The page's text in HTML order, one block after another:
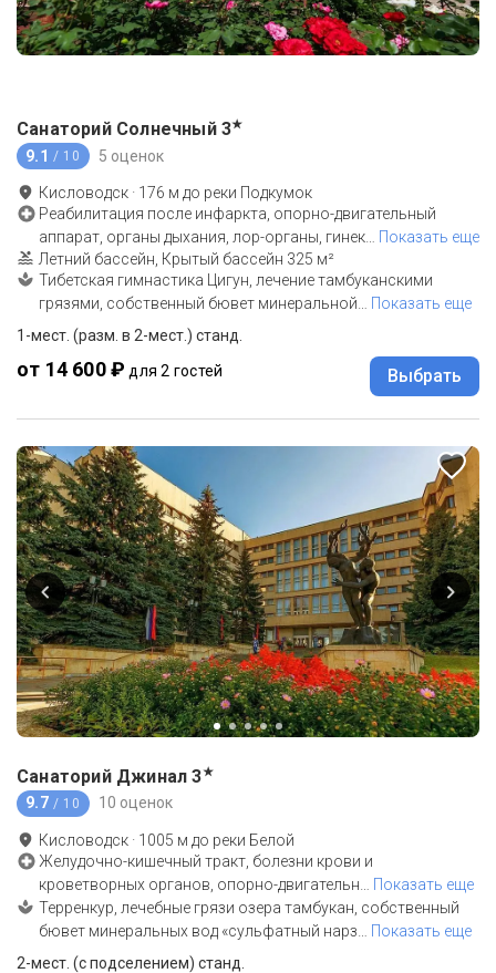
Санаторий Солнечный 3★
9.1 / 10 5 оценок
Кисловодск · 176 м до реки Подкумок
Реабилитация после инфаркта, опорно-двигательный
аппарат, органы дыхания, лор-органы, гинек… Показать еще
Летний бассейн, Крытый бассейн 325 м²
Тибетская гимнастика Цигун, лечение тамбуканскими
грязями, собственный бювет минеральной… Показать еще
1-мест. (разм. в 2-мест.) станд.
от 14 600 ₽ для 2 гостей Выбрать
Санаторий Джинал 3★
9.7 / 10 10 оценок
Кисловодск · 1005 м до реки Белой
Желудочно-кишечный тракт, болезни крови и
кроветворных органов, опорно-двигательн
Показать еще
Терренкур, лечебные грязи озера тамбукан, собственный
бювет минеральных вод «сульфатный нарз
Показать еще
2-мест. (с подселением) станд.